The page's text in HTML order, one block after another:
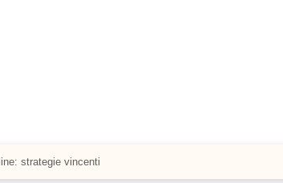
strategie vincenti